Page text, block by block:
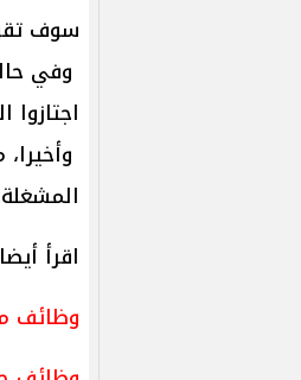
سوف
وفي
اقرأ أيضا
وظائف معلمي اللغة